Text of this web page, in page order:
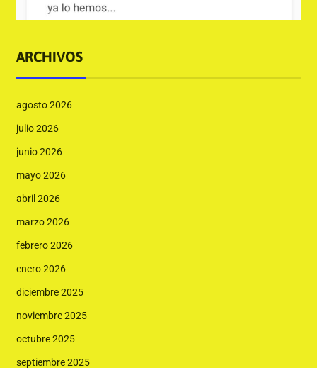
ARCHIVOS
agosto 2026
julio 2026
junio 2026
mayo 2026
abril 2026
marzo 2026
febrero 2026
enero 2026
diciembre 2025
noviembre 2025
octubre 2025
septiembre 2025